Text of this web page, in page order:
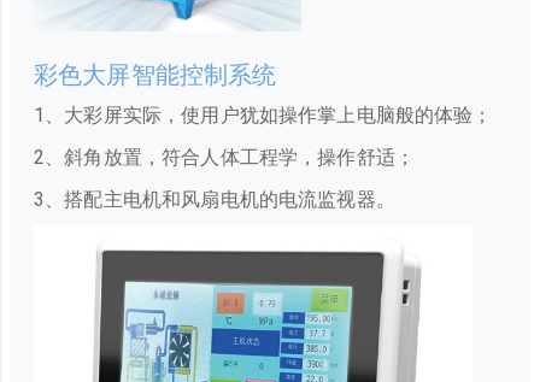
彩色大屏智能控制系统
1、大彩屏实际，使用户犹如操作掌上电脑般的体验；
2、斜角放置，符合人体工程学，操作舒适；
3、搭配主电机和风扇电机的电流监视器。